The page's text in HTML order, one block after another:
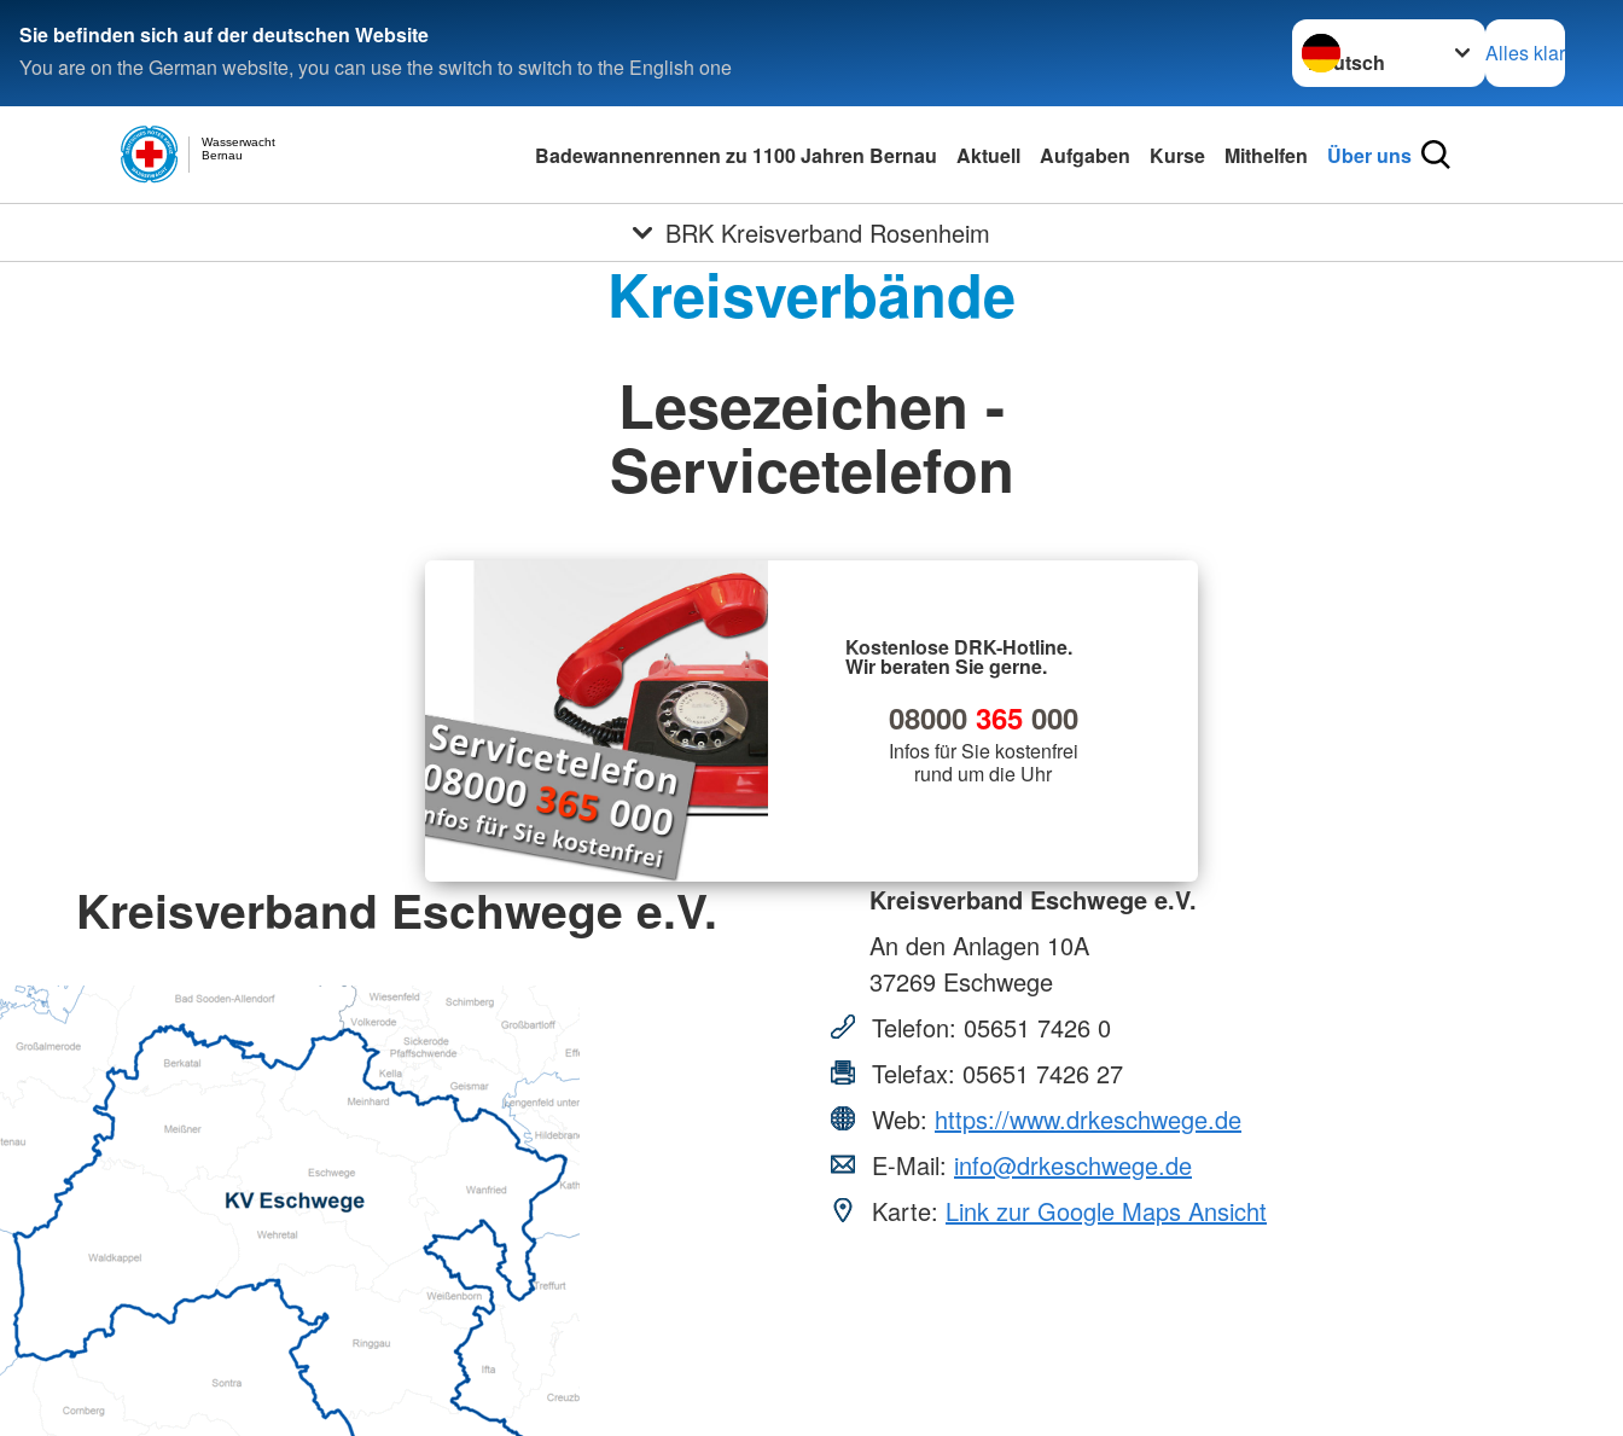
Sie befinden sich auf der deutschen Website
You are on the German website, you can use the switch to switch to the English one
Sprache wechseln zu
Alles klar
Bernau
Wasserwacht Badewannenrennen zu 1100 Jahren Bernau Aktuell Aufgaben Kurse Mithelfen Über uns
BRK Kreisverband Rosenheim
Kreisverbände
Lesezeichen -
Servicetelefon
Kostenlose DRK-Hotline.
Wir beraten Sie gerne.
08000 365000
Infos für Sie kostenfrei
rund um die Uhr
Kreisverband Eschwege e.V.
Kreisverband Eschwege e.V.
An den Anlagen 10A
37269 Eschwege
Telefon: 05651 7426 0
Telefax: 05651 7426 27
Web: https://www.drkeschwege.de
E-Mail: info@drkeschwege.de
Karte: Link zur Google Maps Ansicht